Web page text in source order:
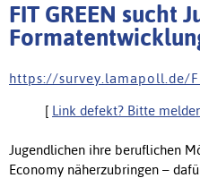
FIT GREEN sucht
h t t p s : / / s u r v e y . l a m a p o l l . d e / F
[ Link defekt? Bitte
Jugendlichen ihre beruflichen
Economy näherzubringen –